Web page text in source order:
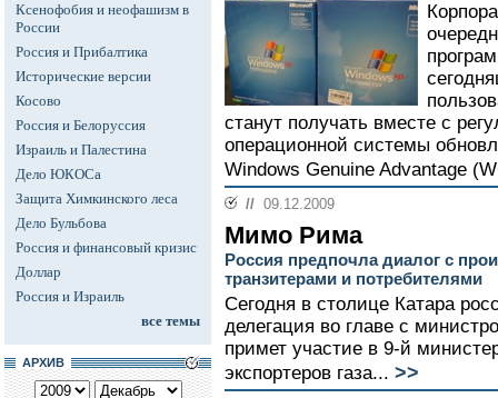
Ксенофобия и неофашизм в
России
Россия и Прибалтика
Исторические версии
Косово
Россия и Белоруссия
Израиль и Палестина
Дело ЮКОСа
Защита Химкинского леса
Дело Бульбова
Россия и финансовый кризис
Доллар
Россия и Израиль
все темы
АРХИВ
станут получать вместе с
операционной системы
Windows Genuine Advantage
// 09.12.2009
Мимо Рима
Россия предпочла диалог с
транзитерами и потребителями
Сегодня в столице Катара
делегация во главе с
примет участие в 9-й
экспортеров газа... >>